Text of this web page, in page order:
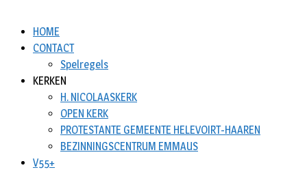
HOME
CONTACT
Spelregels
KERKEN
H. NICOLAASKERK
OPEN KERK
PROTESTANTE GEMEENTE HELEVOIRT-HAAREN
BEZINNINGSCENTRUM EMMAUS
V55+